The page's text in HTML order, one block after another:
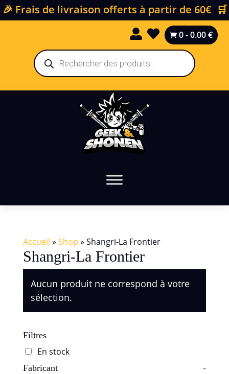
🎉 Frais de livraison offerts à partir de 60€ 🛒
   0-0.00€
Recherche
de
produits
Accueil » Shop » Shangri-La Frontier
Shangri-La Frontier
Aucun produit ne correspond à votre
sélection.
Filtres
En stock
Fabricant -